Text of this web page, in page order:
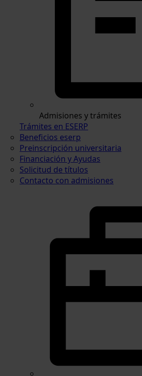
Admisiones y trámites
Trámites en ESERP
Beneficios eserp
Preinscripción universitaria
Financiación y Ayudas
Solicitud de títulos
Contacto con admisiones